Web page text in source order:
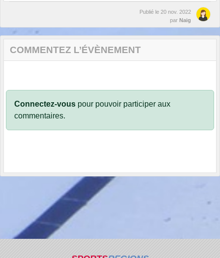
Publié le 20 nov. 2022
par Naig
COMMENTEZ L’ÉVÈNEMENT
Connectez-vous pour pouvoir participer aux
commentaires.